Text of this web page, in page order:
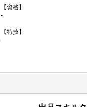
【資格】
-
【特技】
-